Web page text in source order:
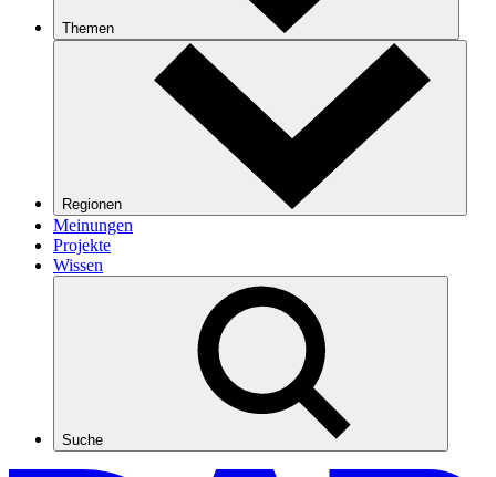
Themen
Regionen
Meinungen
Projekte
Wissen
Suche